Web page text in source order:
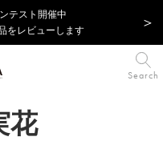
テスト開催中
をレビューします
Search
花